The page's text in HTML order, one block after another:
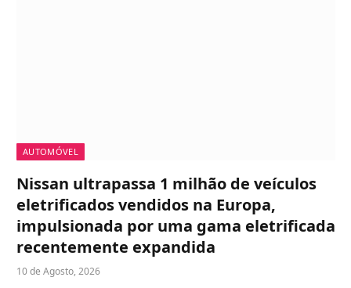
AUTOMÓVEL
Nissan ultrapassa 1 milhão de veículos
eletrificados vendidos na Europa,
impulsionada por uma gama eletrificada
recentemente expandida
10 de Agosto, 2026